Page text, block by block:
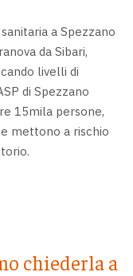
a Spezzano
da Sibari,
livelli di
di Spezzano
15mila persone,
mettono a rischio
chiederla a